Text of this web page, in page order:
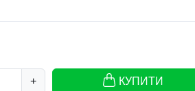
+ КУПИТИ